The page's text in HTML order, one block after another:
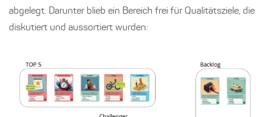
abgelegt. Darunter blieb ein Bereich frei für Qualitätsziele, die
diskutiert und aussortiert wurden: